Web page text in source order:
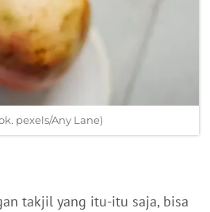
pexels/Any Lane)
takjil yang itu-itu saja, bisa